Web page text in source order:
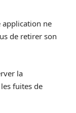
application ne
de retirer son
la
fuites de